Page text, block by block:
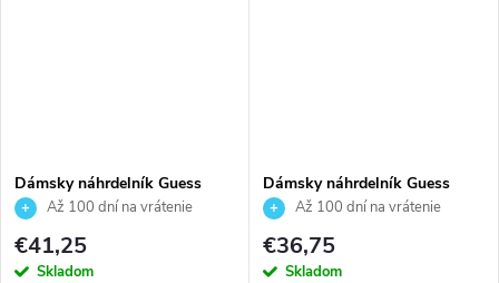
Dámsky náhrdelník Guess
JUBN04649JWYGT
Až 100 dní na vrátenie
tovaru. Autorizovaný predajca.
€41,25
Skladom
Dámsky náhrdelník Guess
JUBN06245JWRHT
Až 100 dní na vrátenie
tovaru. Autorizovaný predajca.
€36,75
Skladom